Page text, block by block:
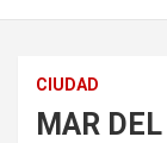
CIUDAD
MAR